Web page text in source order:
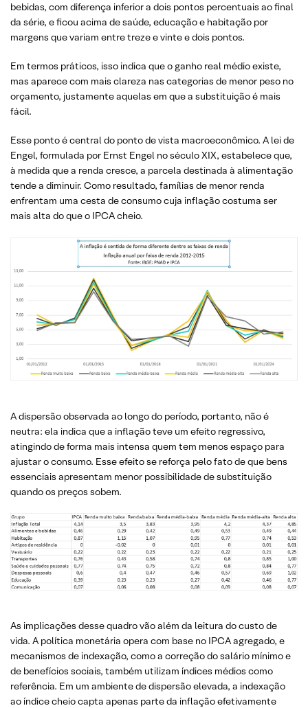
bebidas, com diferença inferior a dois pontos percentuais ao final
da série, e ficou acima de saúde, educação e habitação por
margens que variam entre treze e vinte e dois pontos.
Em termos práticos, isso indica que o ganho real médio existe,
mas aparece com mais clareza nas categorias de menor peso no
orçamento, justamente aquelas em que a substituição é mais
fácil.
Esse ponto é central do ponto de vista macroeconômico. A lei de
Engel, formulada por Ernst Engel no século XIX, estabelece que,
à medida que a renda cresce, a parcela destinada à alimentação
tende a diminuir. Como resultado, famílias de menor renda
enfrentam uma cesta de consumo cuja inflação costuma ser
mais alta do que o IPCA cheio.
A dispersão observada ao longo do período, portanto, não é
neutra: ela indica que a inflação teve um efeito regressivo,
atingindo de forma mais intensa quem tem menos espaço para
ajustar o consumo. Esse efeito se reforça pelo fato de que bens
essenciais apresentam menor possibilidade de substituição
quando os preços sobem.
As implicações desse quadro vão além da leitura do custo de
vida. A política monetária opera com base no IPCA agregado, e
mecanismos de indexação, como a correção do salário mínimo e
de benefícios sociais, também utilizam índices médios como
referência. Em um ambiente de dispersão elevada, a indexação
ao índice cheio capta apenas parte da inflação efetivamente